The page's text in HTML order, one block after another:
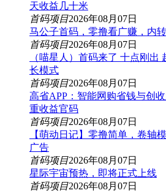
天收益几十米
首码项目2026年08月07日
马公子首码，零撸看广赚，内
首码项目2026年08月07日
（喵星人）首码来了 十点刚出
长模式
首码项目2026年08月07日
高省APP：智能网购省钱与创
重收益官码
首码项目2026年08月07日
【萌动日记】零撸简单，卷轴
广告
首码项目2026年08月07日
星际宇宙预热，即将正式上线
首码项目2026年08月07日